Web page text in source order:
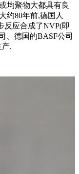
均聚物大都具有良
约80年前,德国人
反应合成了NVP(即
、德国的BASF公司
产.